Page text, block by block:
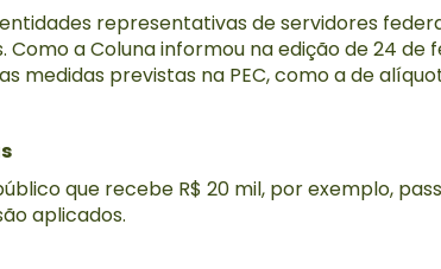
representativas de servidores
a Coluna informou na edição de 24
medidas previstas na PEC, como a de
que recebe R$ 20 mil, por exemplo,
aplicados.